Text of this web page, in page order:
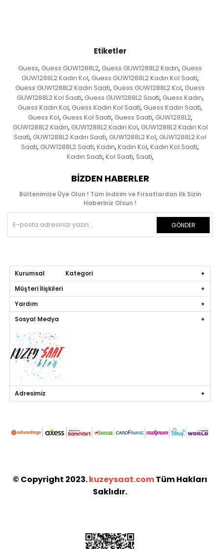
Etiketler
Guess, Guess GUW1288L2, Guess GUW1288L2 Kadın, Guess
GUW1288L2 Kadın Kol, Guess GUW1288L2 Kadın Kol Saati,
Guess GUW1288L2 Kadın Saati, Guess GUW1288L2 Kol, Guess
GUW1288L2 Kol Saati, Guess GUW1288L2 Saati, Guess Kadın,
Guess Kadın Kol, Guess Kadın Kol Saati, Guess Kadın Saati,
Guess Kol, Guess Kol Saati, Guess Saati, GUW1288L2,
GUW1288L2 Kadın, GUW1288L2 Kadın Kol, GUW1288L2 Kadın Kol
Saati, GUW1288L2 Kadın Saati, GUW1288L2 Kol, GUW1288L2 Kol
Saati, GUW1288L2 Saati, Kadın, Kadın Kol, Kadın Kol Saati,
Kadın Saati, Kol Saati, Saati,
BIZDEN HABERLER
Bültenimize Üye Olun ! Tüm İndirim ve Fırsatlardan İlk Sizin
Haberiniz Olsun !
GÖNDER
Kurumsal Kategori
Müşteri İlişkileri
Yardım
Sosyal Medya
Adresimiz
© Copyright 2023.kuzeysaat.comTüm Hakları
Saklıdır.